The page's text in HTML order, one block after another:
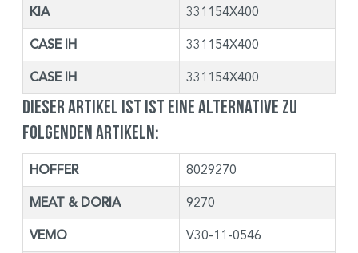
KIA 331154X400
CASE IH 331154X400
CASE IH 331154X400
Dieser Artikel ist ist eine Alternative zu
folgenden Artikeln:
HOFFER 8029270
MEAT & DORIA 9270
VEMO V30-11-0546